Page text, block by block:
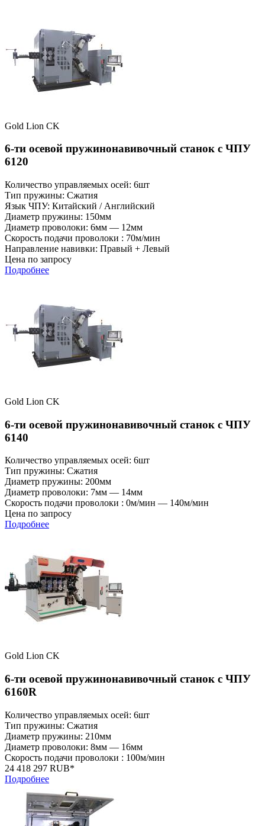
Gold Lion CK
6-ти осевой пружинонавивочный станок с ЧПУ
6120
Количество управляемых осей: 6шт
Тип пружины: Сжатия
Язык ЧПУ: Китайский / Английский
Диаметр пружины: 150мм
Диаметр проволоки: 6мм — 12мм
Скорость подачи проволоки : 70м/мин
Направление навивки: Правый + Левый
Цена по запросу
Подробнее
Gold Lion CK
6-ти осевой пружинонавивочный станок с ЧПУ
6140
Количество управляемых осей: 6шт
Тип пружины: Сжатия
Диаметр пружины: 200мм
Диаметр проволоки: 7мм — 14мм
Скорость подачи проволоки : 0м/мин — 140м/мин
Цена по запросу
Подробнее
Gold Lion CK
6-ти осевой пружинонавивочный станок с ЧПУ
6160R
Количество управляемых осей: 6шт
Тип пружины: Сжатия
Диаметр пружины: 210мм
Диаметр проволоки: 8мм — 16мм
Скорость подачи проволоки : 100м/мин
24 418 297 RUB*
Подробнее